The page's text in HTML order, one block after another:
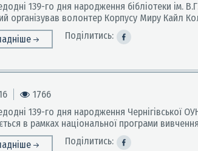
139-го дня народження бібліотеки ім.
організував волонтер Корпусу Миру Кайл
Поділитись:
1766
139-го дня народження Чернігівської
в рамках національної програми
Поділитись: